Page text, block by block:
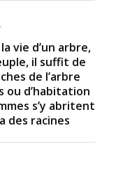
vie d’un arbre,
il suffit de
de l’arbre
ou d’habitation
s’y abritent
des racines